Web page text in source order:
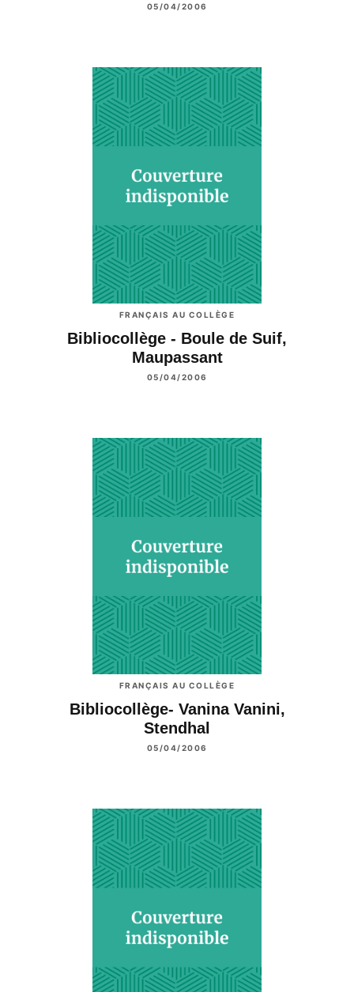
05/04/2006
FRANÇAIS AU COLLÈGE
Bibliocollège - Boule de Suif,
Maupassant
05/04/2006
FRANÇAIS AU COLLÈGE
Bibliocollège- Vanina Vanini,
Stendhal
05/04/2006